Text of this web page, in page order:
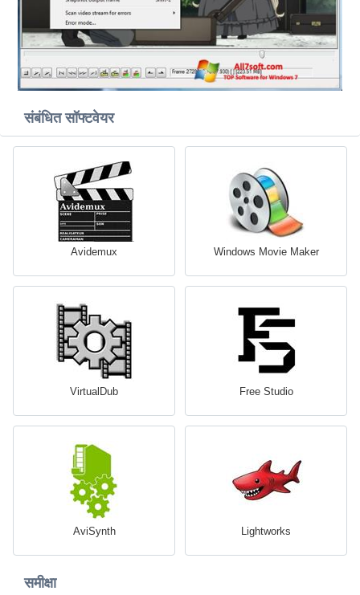
संबंधित सॉफ्टवेयर
Avidemux Windows Movie Maker
VirtualDub Free Studio
AviSynth Lightworks
समीक्षा